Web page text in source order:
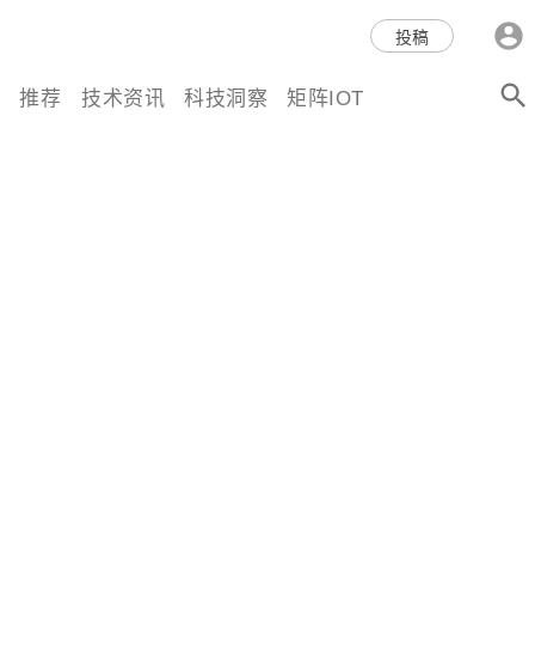
科技互联网,科技,资讯,动态,洞
察,量子,计算,AI,人工智能,机器
投稿
推荐 技术资讯 科技洞察 矩阵IOT